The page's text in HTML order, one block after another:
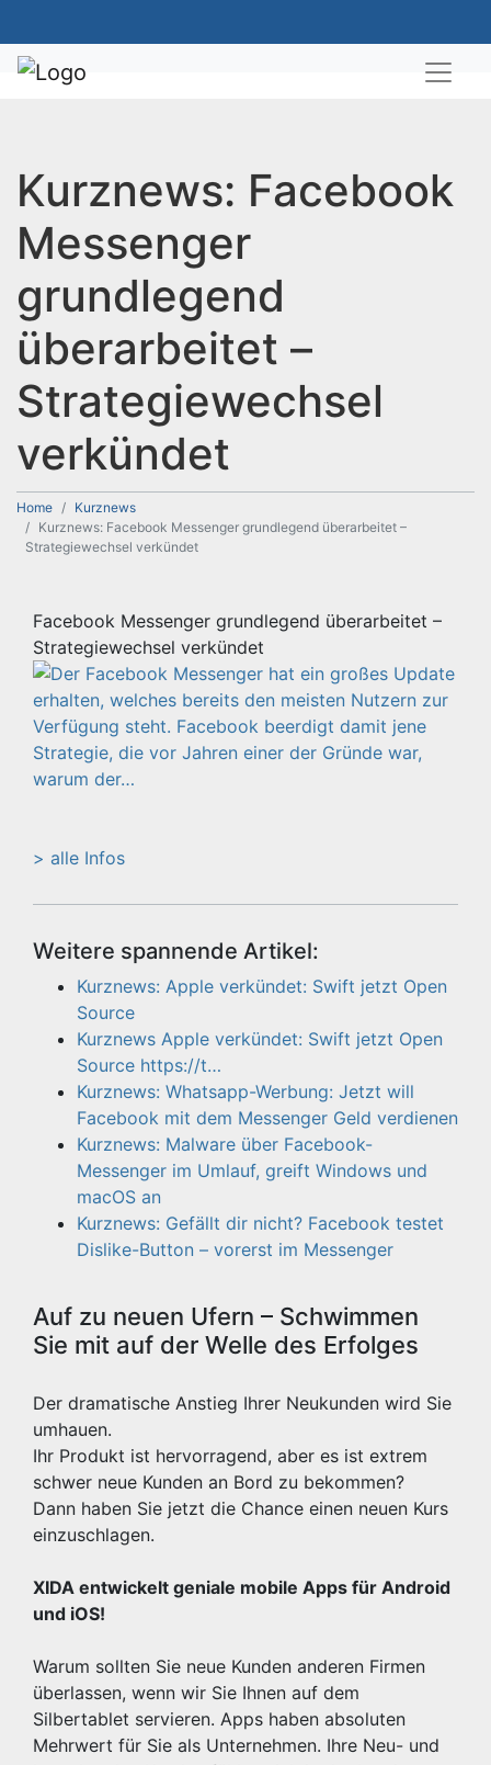
Kurznews: Facebook
Messenger
grundlegend
überarbeitet –
Strategiewechsel
verkündet
Home
Kurznews
Kurznews: Facebook Messenger grundlegend überarbeitet –
Strategiewechsel verkündet
Facebook Messenger grundlegend überarbeitet –
Strategiewechsel verkündet
> alle Infos
Weitere spannende Artikel:
Kurznews: Apple verkündet: Swift jetzt Open
Source
Kurznews Apple verkündet: Swift jetzt Open
Source https://t…
Kurznews: Whatsapp-Werbung: Jetzt will
Facebook mit dem Messenger Geld verdienen
Kurznews: Malware über Facebook-
Messenger im Umlauf, greift Windows und
macOS an
Kurznews: Gefällt dir nicht? Facebook testet
Dislike-Button – vorerst im Messenger
Auf zu neuen Ufern – Schwimmen
Sie mit auf der Welle des Erfolges
Der dramatische Anstieg Ihrer Neukunden wird Sie
umhauen.
Ihr Produkt ist hervorragend, aber es ist extrem
schwer neue Kunden an Bord zu bekommen?
Dann haben Sie jetzt die Chance einen neuen Kurs
einzuschlagen.
XIDA entwickelt geniale mobile Apps für Android
und iOS!
Warum sollten Sie neue Kunden anderen Firmen
überlassen, wenn wir Sie Ihnen auf dem
Silbertablet servieren. Apps haben absoluten
Mehrwert für Sie als Unternehmen. Ihre Neu- und